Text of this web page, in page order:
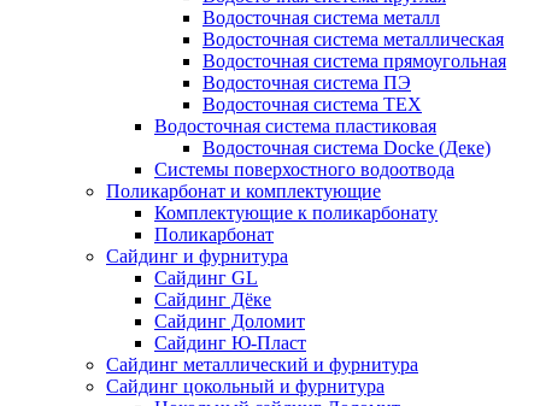
Водосточная система металл
Водосточная система металлическая
Водосточная система прямоугольная
Водосточная система ПЭ
Водосточная система ТЕХ
Водосточная система пластиковая
Водосточная система Docke (Деке)
Системы поверхостного водоотвода
Поликарбонат и комплектующие
Комплектующие к поликарбонату
Поликарбонат
Сайдинг и фурнитура
Сайдинг GL
Сайдинг Дёке
Сайдинг Доломит
Сайдинг Ю-Пласт
Сайдинг металлический и фурнитура
Сайдинг цокольный и фурнитура